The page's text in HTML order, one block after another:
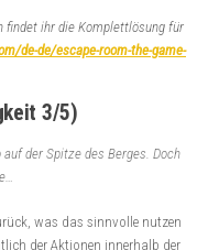
ihr die Komplettlösung für
de-de/escape-room-the-game-
3/5)
der Spitze des Berges. Doch
was das sinnvolle nutzen
der Aktionen innerhalb der